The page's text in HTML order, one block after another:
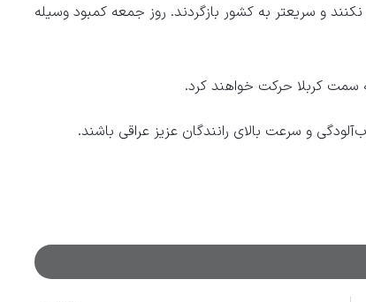
و سریعتر به کشور بازگردند. روز جمعه کمبود وسیله
سمت کربلا حرکت خواهند کرد.
و سرعت بالای رانندگان عزیز عراقی باشند.